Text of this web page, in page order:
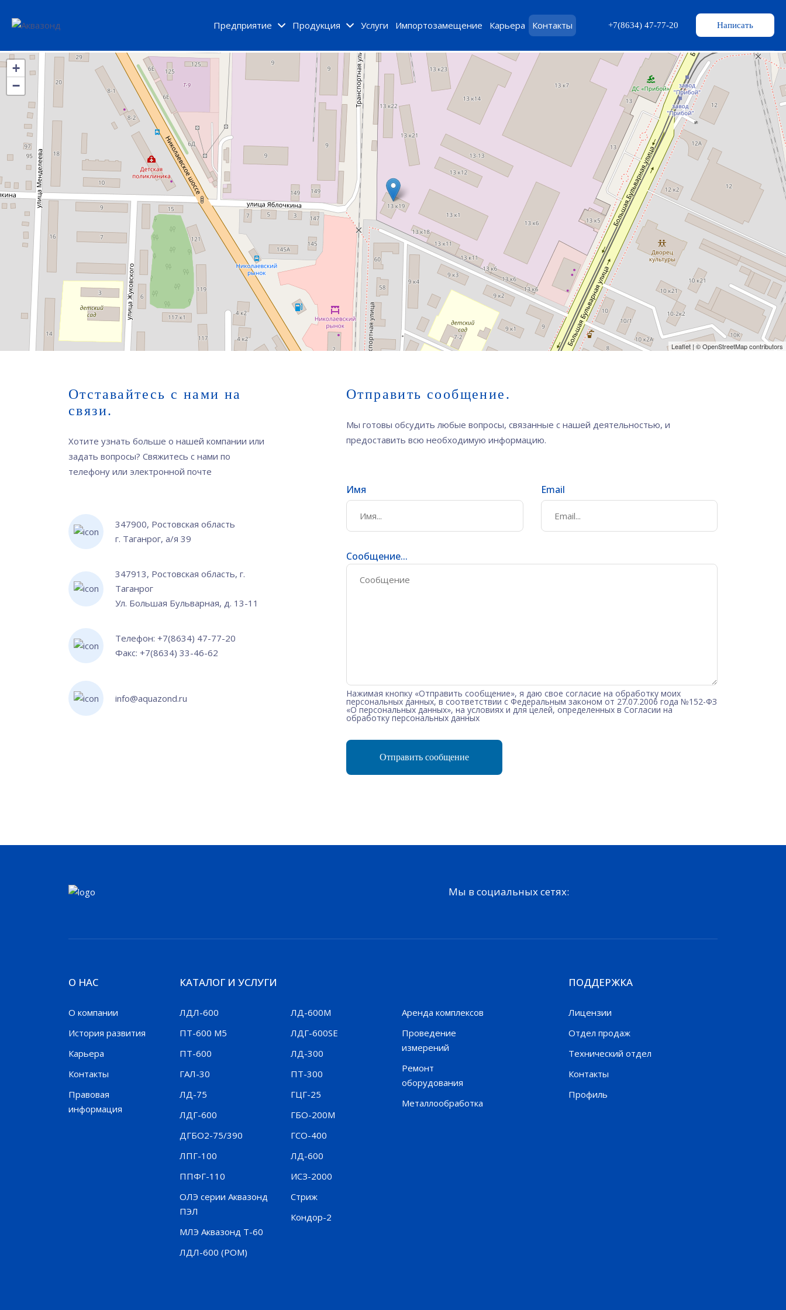
Предприятие Продукция Услуги Импортозамещение Карьера Контакты +7(8634) 47-77-20 Написать
+
−
Leaflet | ©OpenStreetMapcontributors
Отставайтесь с нами на
связи.
Хотите узнать больше о нашей компании или
задать вопросы? Свяжитесь с нами по
телефону или электронной почте
347900, Ростовская область
г. Таганрог, а/я 39
347913, Ростовская область, г.
Таганрог
Ул. Большая Бульварная, д. 13-11
Телефон: +7(8634) 47-77-20
Факс: +7(8634) 33-46-62
info@aquazond.ru
Отправить сообщение.
Мы готовы обсудить любые вопросы, связанные с нашей деятельностью, и
предоставить всю необходимую информацию.
Имя Email
Сообщение...
Нажимая кнопку «Отправить сообщение», я даю свое согласие на обработку моих
персональных данных, в соответствии с Федеральным законом от 27.07.2006 года №152-ФЗ
«О персональных данных», на условиях и для целей, определенных вСогласии на
обработку персональных данных
Отправить сообщение
Мы в социальных сетях:
О НАС
О компании
История развития
Карьера
Контакты
Правовая
информация
КАТАЛОГ И УСЛУГИ
ЛДЛ-600
ПТ-600 М5
ПТ-600
ГАЛ-30
ЛД-75
ЛДГ-600
ДГБО2-75/390
ЛПГ-100
ППФГ-110
ОЛЭ серии Аквазонд
ПЭЛ
МЛЭ Аквазонд Т-60
ЛДЛ-600 (POM)
ЛД-600М
ЛДГ-600SE
ЛД-300
ПТ-300
ГЦГ-25
ГБО-200М
ГСО-400
ЛД-600
ИСЗ-2000
Стриж
Кондор-2
Аренда комплексов
Проведение
измерений
Ремонт
оборудования
Металлообработка
ПОДДЕРЖКА
Лицензии
Отдел продаж
Технический отдел
Контакты
Профиль